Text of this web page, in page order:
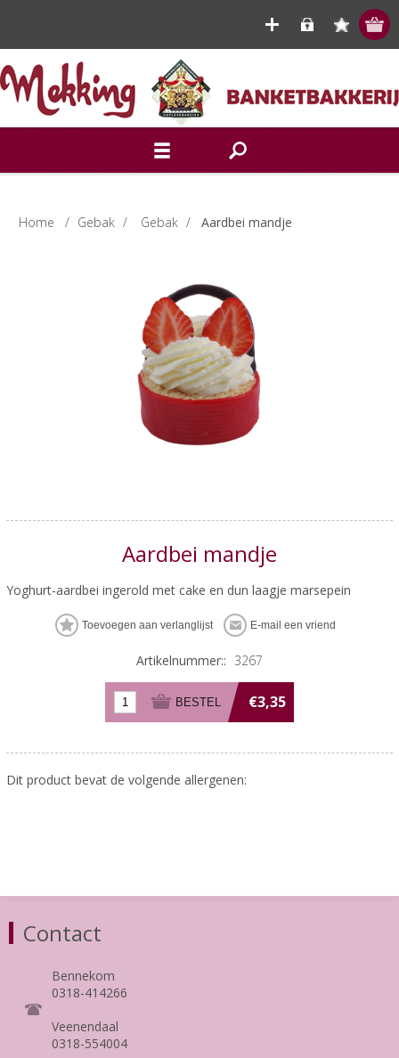
Home / Gebak / Gebak / Aardbei mandje
Aardbei mandje
Yoghurt-aardbei ingerold met cake en dun laagje marsepein
Artikelnummer:: 3267
€3,35
Dit product bevat de volgende allergenen:
Contact
Bennekom
0318-414266
Veenendaal
0318-554004